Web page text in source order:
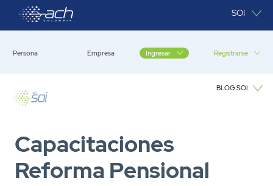
Saltar al contenido principal SOI
Persona Empresa Ingresar Registrarse
BLOG SOI
Capacitaciones
Reforma Pensional